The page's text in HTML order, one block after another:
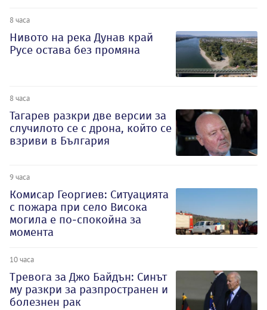
8 часа
Нивото на река Дунав край
Русе остава без промяна
8 часа
Тагарев разкри две версии за
случилото се с дрона, който се
взриви в България
9 часа
Комисар Георгиев: Ситуацията
с пожара при село Висока
могила е по-спокойна за
момента
10 часа
Тревога за Джо Байдън: Синът
му разкри за разпространен и
болезнен рак